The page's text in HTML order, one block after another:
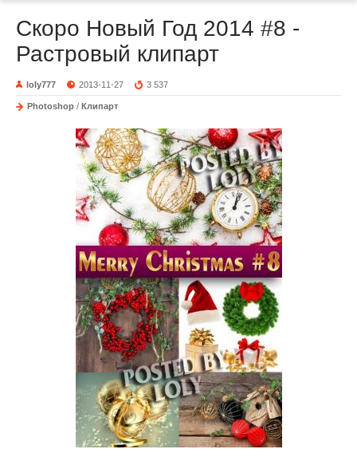
Скоро Новый Год 2014 #8 -
Растровый клипарт
loly777 2013-11-27 3 537
Photoshop / Клипарт